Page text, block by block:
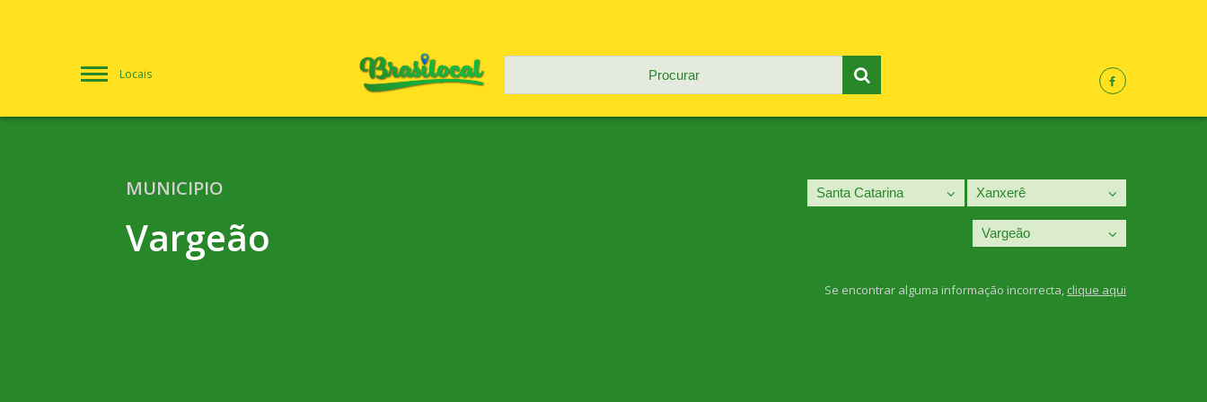
Locais
MUNICIPIO
Vargeão
Se encontrar alguma informação incorrecta, clique aqui